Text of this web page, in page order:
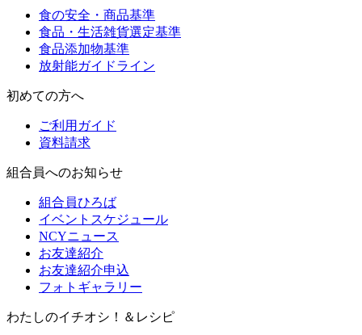
食の安全・商品基準
食品・生活雑貨選定基準
食品添加物基準
放射能ガイドライン
初めての方へ
ご利用ガイド
資料請求
組合員へのお知らせ
組合員ひろば
イベントスケジュール
NCYニュース
お友達紹介
お友達紹介申込
フォトギャラリー
わたしのイチオシ！＆レシピ